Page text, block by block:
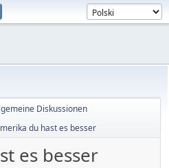
Diskussionen
du hast es besser
es besser